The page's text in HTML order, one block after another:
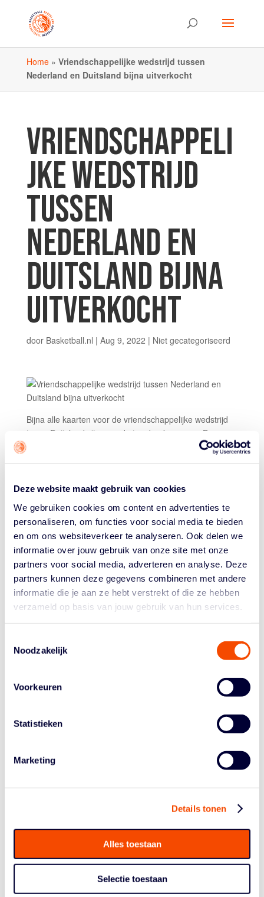
Deze website maakt gebruik van cookies
We gebruiken cookies om content en advertenties te
personaliseren, om functies voor social media te bieden
en om ons websiteverkeer te analyseren. Ook delen we
informatie over jouw gebruik van onze site met onze
partners voor social media, adverteren en analyse. Deze
partners kunnen deze gegevens combineren met andere
informatie die je aan ze hebt verstrekt of die ze hebben
verzameld op basis van jouw gebruik van hun services.
Noodzakelijk
Voorkeuren
Statistieken
Marketing
Details tonen
Alles toestaan
Selectie toestaan
Home» Vriendschappelijke wedstrijd tussen
Nederland en Duitsland bijna uitverkocht
VRIENDSCHAPPELI
JKE WEDSTRIJD
TUSSEN
NEDERLAND EN
DUITSLAND BIJNA
UITVERKOCHT
door Basketball.nl | Aug 9, 2022 | Niet gecategoriseerd
Bijna alle kaarten voor de vriendschappelijke wedstrijd
tegen Duitsland zijn over de toonbank gegaan. De
vakken A, B en C zijn al volledig uitverkocht.
voor de Duitsers een thuiswedstrijd is. Een van de
speelsteden in de poulefase is het Duitse Keulen. De
knock-outfase wordt gespeeld in Berlijn.
De vier NBA-spelers die Duitsland gaan representeren
zijn Daniel Theis, Dennis Schröder, Moritz Wagner en
Franz Wagner. Theis is pas net hersteld van zijnfinals
runmet Boston Celtics, terwijlfree agentSchröder al
een tijdje rust heeft. De broertjes Wagner (beide
Orlando Magic) maken hun debuut op EuroBasket,
maar zijn wel de grote namen in de Duitse ploeg.
Worthy de Jong tegenover Dennis Schröder, kan onze
gehaaide verdediger ook deze Duitser, van nét geen 84
Bestuur En Commissies
Reglementen